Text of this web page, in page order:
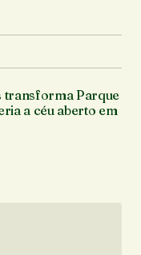
transforma Parque
a céu aberto em